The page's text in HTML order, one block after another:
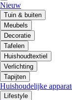
Nieuw
Tuin & buiten
Meubels
Decoratie
Tafelen
Huishoudtextiel
Verlichting
Tapijten
Huishoudelijke
Lifestyle